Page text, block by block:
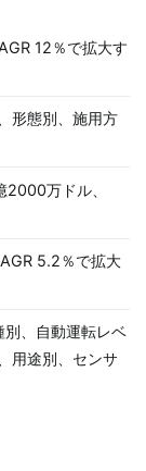
12％で拡大す
形態別、施用方
万ドル、
5.2％で拡大
、自動運転レベ
用途別、センサ